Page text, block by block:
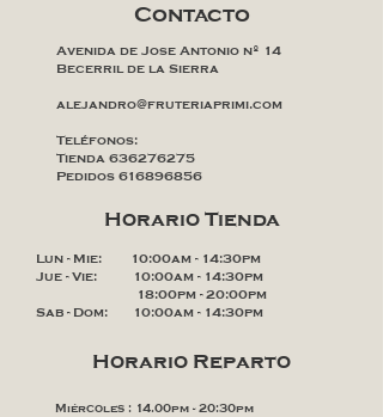
Contacto
Avenida de Jose Antonio nº 14
Becerril de la Sierra
alejandro@fruteriaprimi.com
Teléfonos:
Tienda 636276275
Pedidos 616896856
Horario Tienda
Lun - Mie: 10:00am - 14:30pm
​​Jue - Vie: 10:00am - 14:30pm
18:00pm - 20:00pm
​Sab - Dom: 10:00am - 14:30pm
Horario Reparto
Miércoles : 14.00pm - 20:30pm